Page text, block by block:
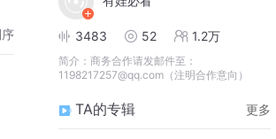
3483 52 1.2万
简介： 商务合作请发邮件至：
1198217257@qq.com（注明合作意向）
TA的专辑 更多